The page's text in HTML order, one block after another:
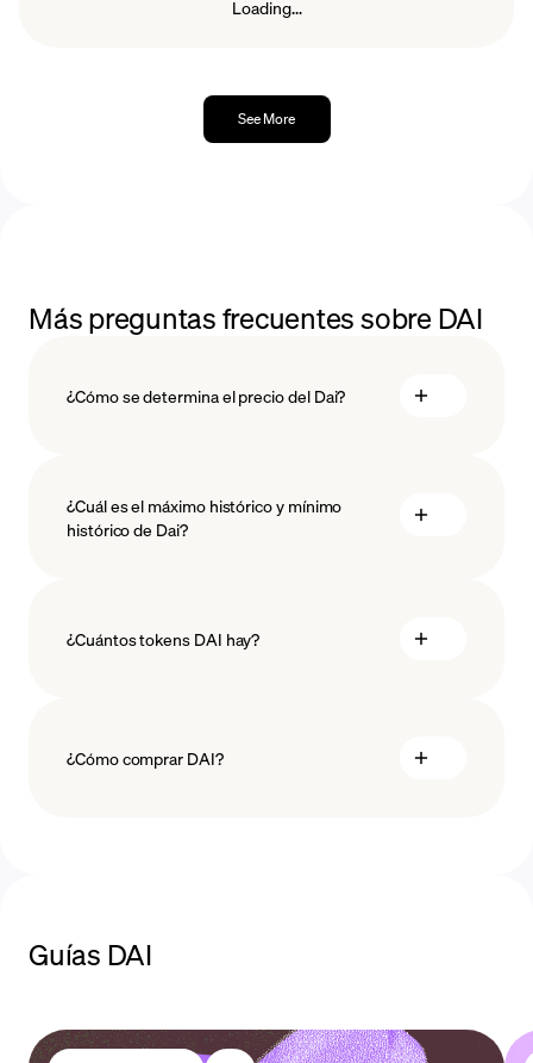
Loading...
See More
Más preguntas frecuentes sobre DAI
¿Cómo se determina el precio del Dai?
¿Cuál es el máximo histórico y mínimo
histórico de Dai?
¿Cuántos tokens DAI hay?
¿Cómo comprar DAI?
Guías DAI